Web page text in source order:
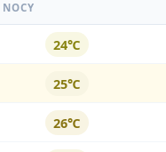
NOCY
24℃
25℃
26℃